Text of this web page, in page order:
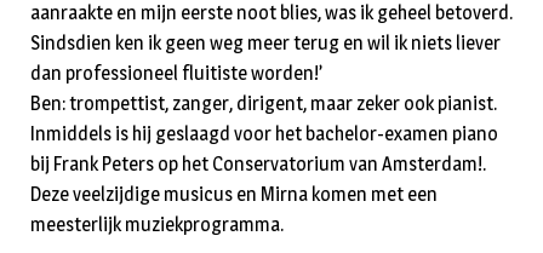
aanraakte en mijn eerste noot blies, was ik geheel betoverd.
Sindsdien ken ik geen weg meer terug en wil ik niets liever
dan professioneel fluitiste worden!’
Ben: trompettist, zanger, dirigent, maar zeker ook pianist.
Inmiddels is hij geslaagd voor het bachelor-examen piano
bij Frank Peters op het Conservatorium van Amsterdam!.
Deze veelzijdige musicus en Mirna komen met een
meesterlijk muziekprogramma.